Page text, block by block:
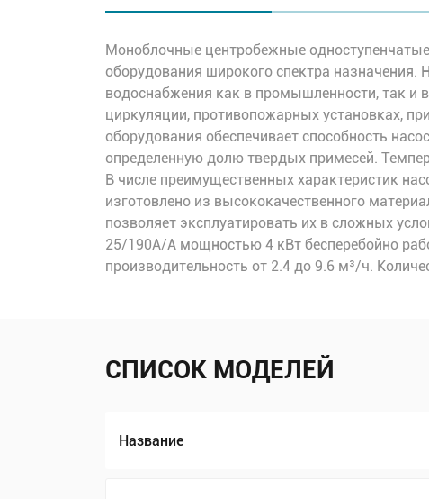
Моноблочные центробежные
оборудования широкого спектра
водоснабжения как в промышленности, так и
циркуляции, противопожарных установках,
оборудования обеспечивает способность
определенную долю твердых примесей.
В числе преимущественных характеристик
изготовлено из высококачественного
позволяет эксплуатировать их в сложных
25/190A/A мощностью 4 кВт бесперебойно
производительность от 2.4 до 9.6 м³/ч.
СПИСОК МОДЕЛЕЙ
Название